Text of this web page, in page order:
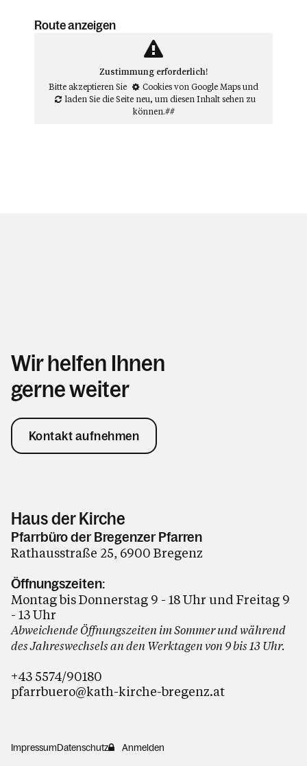
Route anzeigen
Zustimmung erforderlich!
Bitte akzeptieren Sie
Cookies von Google Mapsund
laden Sie die Seite neu, um diesen Inhalt sehen zu
können.##
Wir helfen Ihnen
gerne weiter
Kontakt aufnehmen
Haus der Kirche
Pfarrbüro der Bregenzer Pfarren
Rathausstraße 25, 6900 Bregenz
Öffnungszeiten:
Montag bis Donnerstag 9 - 18 Uhr und Freitag 9
- 13 Uhr
Abweichende Öffnungszeiten im Sommer und während
des Jahreswechsels an den Werktagen von 9 bis 13 Uhr.
+43 5574/90180
pfarrbuero@kath-kirche-bregenz.at
ImpressumDatenschutz Anmelden